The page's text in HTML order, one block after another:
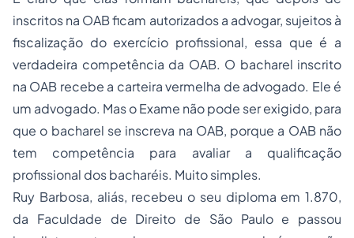
inscritos na OAB ficam autorizados a advogar, sujeitos à
fiscalização do exercício profissional, essa que é a
verdadeira competência da OAB. O bacharel inscrito
na OAB recebe a carteira vermelha de advogado. Ele é
um advogado. Mas o Exame não pode ser exigido, para
que o bacharel se inscreva na OAB, porque a OAB não
tem competência para avaliar a qualificação
profissional dos bacharéis. Muito simples.
Ruy Barbosa, aliás, recebeu o seu diploma em 1.870,
da Faculdade de Direito de São Paulo e passou